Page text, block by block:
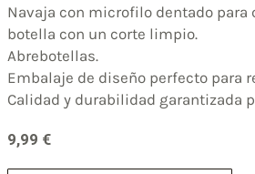
Navaja con microfilo dentado para
botella con un corte limpio.
Abrebotellas.
Embalaje de diseño perfecto para
Calidad y durabilidad garantizada
9,99 €